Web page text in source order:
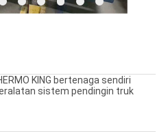
KING bertenaga sendiri
sistem pendingin truk